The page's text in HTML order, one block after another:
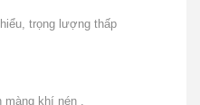
trọng lượng thấp
màng khí nén .